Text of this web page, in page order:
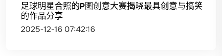
足球明星合照的P图创意大赛揭晓最具创意与搞笑
的作品分享
2025-12-16 07:42:16